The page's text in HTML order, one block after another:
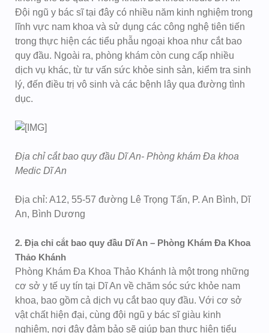
Đội ngũ y bác sĩ tại đây có nhiều năm kinh nghiệm trong
lĩnh vực nam khoa và sử dụng các công nghệ tiên tiến
trong thực hiện các tiểu phẫu ngoại khoa như cắt bao
quy đầu. Ngoài ra, phòng khám còn cung cấp nhiều
dịch vụ khác, từ tư vấn sức khỏe sinh sản, kiểm tra sinh
lý, đến điều trị vô sinh và các bệnh lây qua đường tình
dục.
Địa chỉ cắt bao quy đầu Dĩ An- Phòng khám Đa khoa
Medic Dĩ An
Địa chỉ: A12, 55-57 đường Lê Trọng Tấn, P. An Bình, Dĩ
An, Bình Dương
2. Địa chỉ cắt bao quy đầu Dĩ An – Phòng Khám Đa Khoa
Thảo Khánh
Phòng Khám Đa Khoa Thảo Khánh là một trong những
cơ sở y tế uy tín tại Dĩ An về chăm sóc sức khỏe nam
khoa, bao gồm cả dịch vụ cắt bao quy đầu. Với cơ sở
vật chất hiện đại, cùng đội ngũ y bác sĩ giàu kinh
nghiệm, nơi đây đảm bảo sẽ giúp bạn thực hiện tiểu